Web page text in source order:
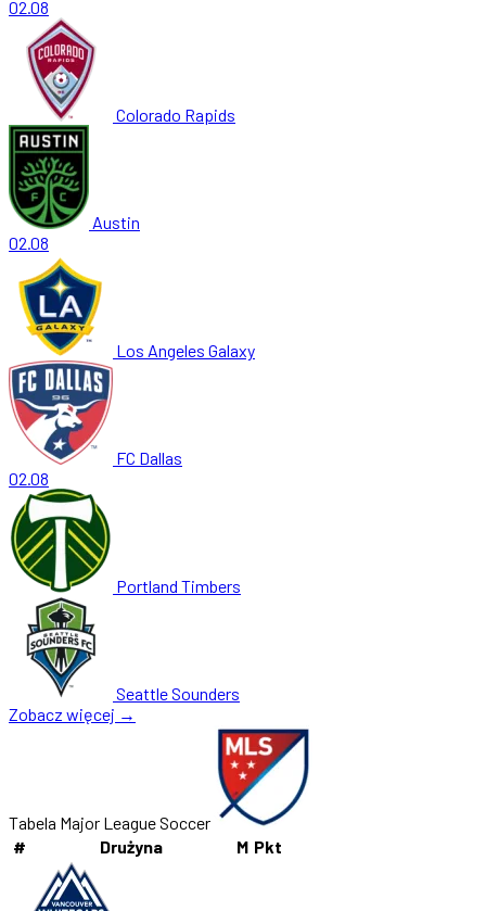
02.08
Colorado Rapids
Austin
02.08
Los Angeles Galaxy
FC Dallas
02.08
Portland Timbers
Seattle Sounders
Zobacz więcej →
Tabela Major League Soccer
#
Drużyna M Pkt